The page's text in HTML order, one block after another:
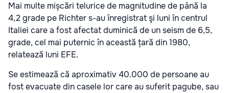
Mai multe mișcări telurice de magnitudine de până la
4,2 grade pe Richter s-au înregistrat şi luni în centrul
Italiei care a fost afectat duminică de un seism de 6,5,
grade, cel mai puternic în această țară din 1980,
relatează luni EFE.
Se estimează că aproximativ 40.000 de persoane au
fost evacuate din casele lor care au suferit pagube, sau